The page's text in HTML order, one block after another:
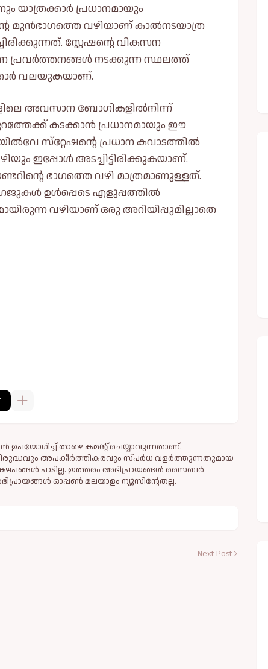
യാത്രക്കാർ പ്രധാനമായും
മുൻഭാഗത്തെ വഴിയാണ് കാൽനടയാത്ര
സ്റ്റേഷന്റെ വികസന
പ്രവർത്തനങ്ങൾ നടക്കുന്ന സ്ഥലത്ത്
വലയുകയാണ്.
അവസാന ബോഗികളിൽനിന്ന്
കടക്കാൻ പ്രധാനമായും ഈ
സ്‌റ്റേഷന്റെ പ്രധാന കവാടത്തിൽ
ഇപ്പോൾ അടച്ചിട്ടിരിക്കുകയാണ്.
ഭാഗത്തെ വഴി മാത്രമാണുള്ളത്.
ഉൾപ്പെടെ എളുപ്പത്തിൽ
വഴിയാണ് ഒരു അറിയിപ്പുമില്ലാതെ
താഴെ കമന്റ് ചെയ്യാവുന്നതാണ്.
അപകീര്‍ത്തികരവും സ്പര്‍ധ വളര്‍ത്തുന്നതുമായ
പാടില്ല. ഇത്തരം അഭിപ്രായങ്ങള്‍ സൈബര്‍
ഓപ്പൺ മലയാളം ന്യൂസിന്റേതല്ല.
Next Post